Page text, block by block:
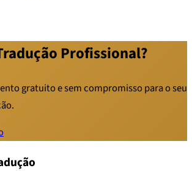
Profissional?
gratuito e sem compromisso para o seu